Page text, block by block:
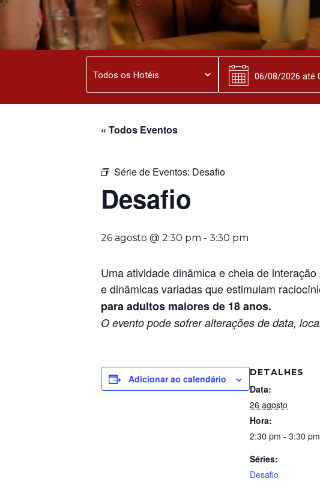
« Todos Eventos
Série de Eventos: Desafio
Desafio
26 agosto @ 2:30 pm - 3:30 pm
Uma atividade dinâmica e cheia de
e dinâmicas variadas que estimulam
para adultos maiores de 18 anos.
O evento pode sofrer alterações de data,
Adicionar ao calendário
DETALHES
Data:
26 agosto
Hora:
2:30 pm - 3:30 pm
Séries:
Desafio